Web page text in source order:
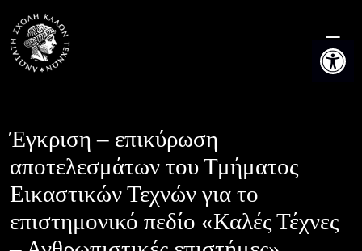
Ανοίξτε
content
Έγκριση – επικύρωση
αποτελεσμάτων του Τμήματος
Εικαστικών Τεχνών για το
επιστημονικό πεδίο «Καλές Τέχνες